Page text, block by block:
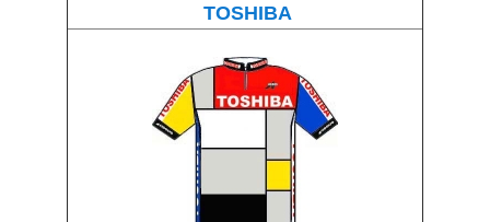
TOSHIBA